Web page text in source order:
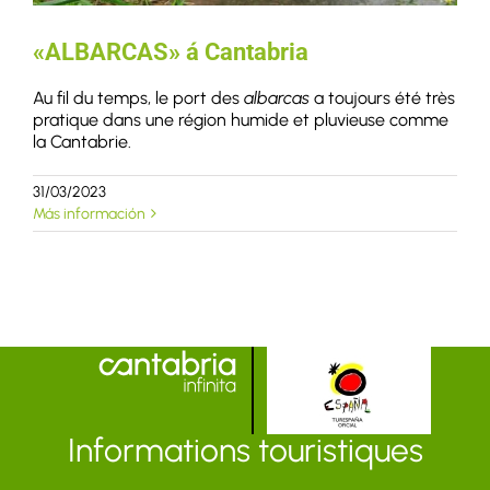
«ALBARCAS» á Cantabria
Au fil du temps, le port des albarcas a toujours été très
pratique dans une région humide et pluvieuse comme
la Cantabrie.
31/03/2023
Más información
Informations touristiques